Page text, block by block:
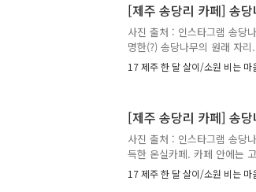
영업 시간 : 월~토 10:00 ~
(hot) / 0.6 (ice) 에스프레소
[제주 송당리 카페] 송당
사진 출처 : 인스타그램 송당
명한(?) 송당나무의 원래 자
안 계속 카페가 운영되고 있
최대 매력은 송당리 중심(?)
자치도 제주시 구좌읍 송당5
주시 구좌읍 중산간동로
정해진 영업 요일, 시간 없음
17 제주 한 달 살이/소원 비는 마
[제주 송당리 카페] 송
사진 출처 : 인스타그램 송당
득한 온실카페. 카페 안에는
페가 있어 자칫 헷갈리기 쉬
상호를 바꾸지 않고 다른 주
17 제주 한 달 살이/소원 비는 마